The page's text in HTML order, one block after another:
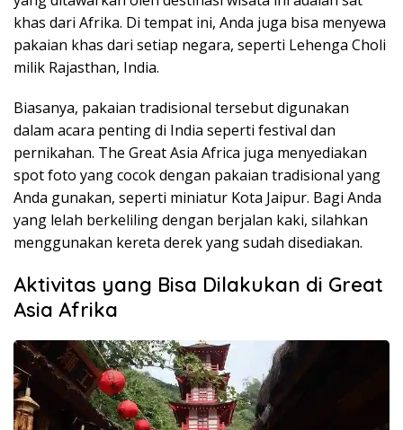
khas dari Afrika. Di tempat ini, Anda juga bisa menyewa
pakaian khas dari setiap negara, seperti Lehenga Choli
milik Rajasthan, India.
Biasanya, pakaian tradisional tersebut digunakan
dalam acara penting di India seperti festival dan
pernikahan. The Great Asia Africa juga menyediakan
spot foto yang cocok dengan pakaian tradisional yang
Anda gunakan, seperti miniatur Kota Jaipur. Bagi Anda
yang lelah berkeliling dengan berjalan kaki, silahkan
menggunakan kereta derek yang sudah disediakan.
Aktivitas yang Bisa Dilakukan di Great
Asia Afrika